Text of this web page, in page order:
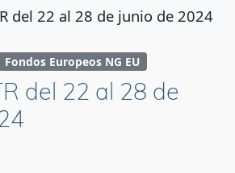
del 22 al 28 de junio de 2024
Fondos Europeos NG EU
del 22 al 28 de